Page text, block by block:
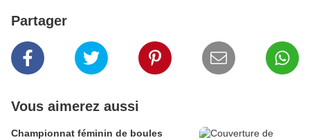
Partager
Vous aimerez aussi
Championnat féminin de boules